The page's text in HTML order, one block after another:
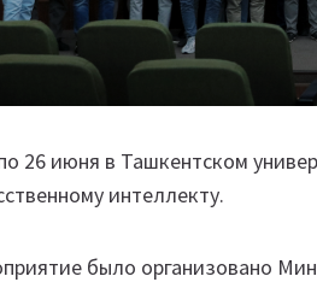
26 июня в Ташкентском
интеллекту.
было организовано